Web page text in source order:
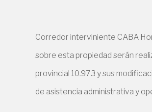
Corredor interviniente CABA
sobre esta propiedad serán
provincial 10.973 y sus
de asistencia administrativa y